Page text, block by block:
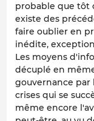
probable que tôt
existe des
faire oublier en
inédite,
Les moyens
décuplé en
gouvernance par
crises qui se
même encore